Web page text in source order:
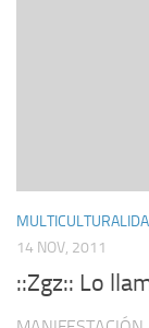
14 NOV, 2011
::Zgz:: Lo